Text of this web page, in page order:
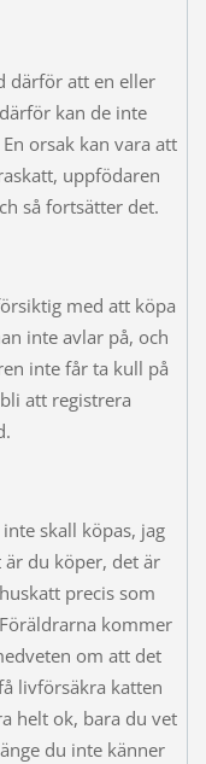
därför att en eller
kan de inte
orsak kan vara att
uppfödaren
så fortsätter det.
med att köpa
inte avlar på, och
inte får ta kull på
att registrera
skall köpas, jag
är du köper, det är
precis som
kommer
om att det
livförsäkra katten
helt ok, bara du vet
du inte känner